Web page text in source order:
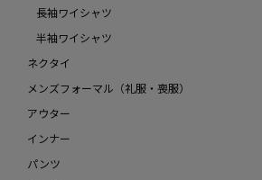
長袖ワイシャツ
半袖ワイシャツ
ネクタイ
メンズフォーマル（礼服・喪服）
アウター
インナー
パンツ